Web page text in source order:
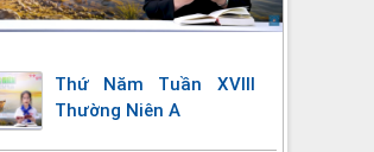
Thứ Năm Tuần XVIII
Thường Niên A